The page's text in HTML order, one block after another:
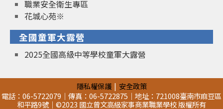
職業安全衛生專區
花城心苑※
全國童軍大露營
2025全國高級中等學校童軍大露營
隱私權保護
安全政策
電話：06-5722079｜傳真：06-5722875｜地址：721008臺南市麻豆區
和平路9號｜©2023 國立曾文高級家事商業職業學校 版權所有